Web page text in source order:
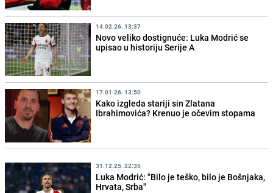
14.02.26. 13:37
Novo veliko dostignuće: Luka Modrić se
upisao u historiju Serije A
17.01.26. 13:50
Kako izgleda stariji sin Zlatana
Ibrahimovića? Krenuo je očevim stopama
31.12.25. 22:35
Luka Modrić: "Bilo je teško, bilo je Bošnjaka,
Hrvata, Srba"